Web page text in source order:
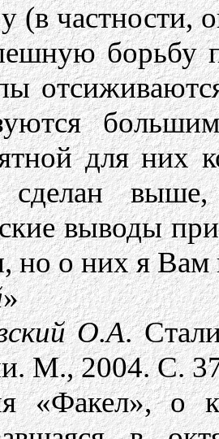
(в частности,
борьбу
для них
сделан
выводы
но о них я
»
О.А.
М., 2004. С.
«Факел», о